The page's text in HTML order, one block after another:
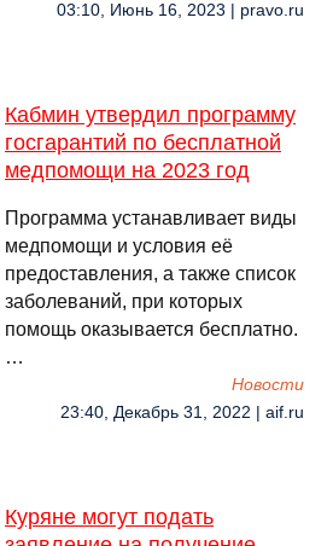
03:10, Июнь 16, 2023 | pravo.ru
Кабмин утвердил программу
госгарантий по бесплатной
медпомощи на 2023 год
Программа устанавливает виды
медпомощи и условия её
предоставления, а также список
заболеваний, при которых
помощь оказывается бесплатно.
…
Новости
23:40, Декабрь 31, 2022 | aif.ru
Куряне могут подать